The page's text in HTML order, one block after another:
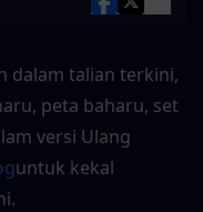
dalam talian terkini,
peta baharu, set
versi Ulang
untuk kekal